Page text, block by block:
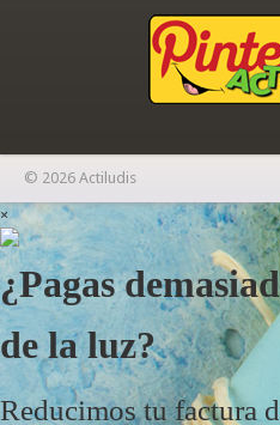
© 2026 Actiludis
×
¿Pagas
de la luz?
Reducimos tu factura